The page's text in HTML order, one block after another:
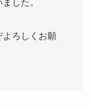
した。
よろしくお願